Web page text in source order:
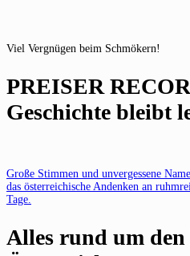
Viel Vergnügen beim Schmökern!
PREISER
Geschichte bleibt
Große Stimmen und unvergessene
das österreichische Andenken an
Tage.
Alles rund um